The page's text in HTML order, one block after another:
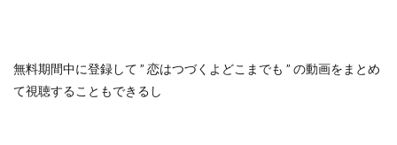
無料期間中に登録して ” 恋はつづくよどこまでも ” の動画をまとめ
て視聴することもできるし